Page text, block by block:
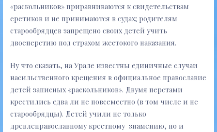
«раскольников» приравниваются к свидетельствам
еретиков и не принимаются в судах; родителям
старообрядцев запрещено своих детей учить
двоеперстию под страхом жестокого наказания.
Ну что сказать, на Урале известны единичные случаи
насильственного крещения в официальное православие
детей записных «раскольников». Двумя перстами
крестились едва ли не повсеместно (в том числе и не
старообрядцы). Детей учили не только
древлеправославному крестному знамению, но и